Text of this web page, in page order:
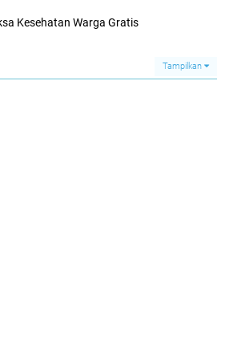
Kesehatan Warga Gratis
Tampilkan